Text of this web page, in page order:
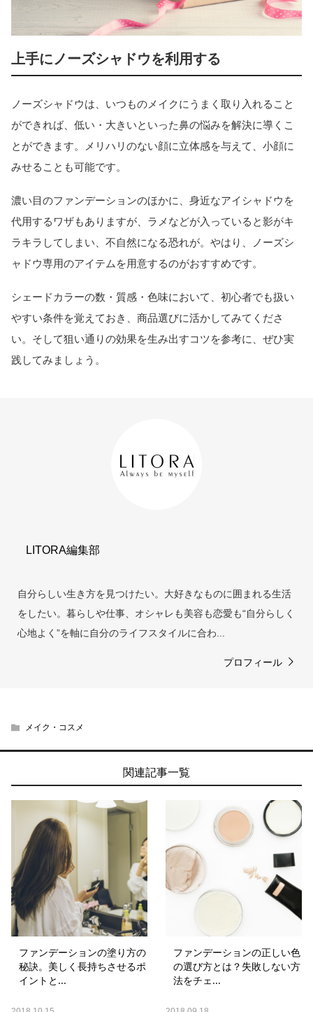
上手にノーズシャドウを利用する
ノーズシャドウは、いつものメイクにうまく取り入れること
ができれば、低い・大きいといった鼻の悩みを解決に導くこ
とができます。メリハリのない顔に立体感を与えて、小顔に
みせることも可能です。
濃い目のファンデーションのほかに、身近なアイシャドウを
代用するワザもありますが、ラメなどが入っていると影がキ
ラキラしてしまい、不自然になる恐れが。やはり、ノーズシ
ャドウ専用のアイテムを用意するのがおすすめです。
シェードカラーの数・質感・色味において、初心者でも扱い
やすい条件を覚えておき、商品選びに活かしてみてくださ
い。そして狙い通りの効果を生み出すコツを参考に、ぜひ実
践してみましょう。
LITORA編集部
自分らしい生き方を見つけたい。大好きなものに囲まれる生活
をしたい。暮らしや仕事、オシャレも美容も恋愛も“自分らしく
心地よく”を軸に自分のライフスタイルに合わ...
プロフィール
メイク・コスメ
関連記事一覧
ファンデーションの塗り方の
秘訣。美しく長持ちさせるポ
イントと...
ファンデーションの正しい色
の選び方とは？失敗しない方
法をチェ...